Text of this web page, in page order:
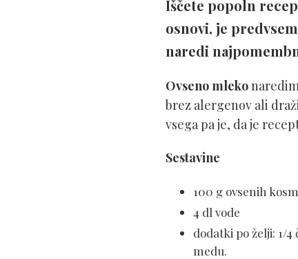
Iščete popoln
osnovi, je
naredi
Ovseno mleko
brez alergenov ali
vsega pa je, da je
Sestavine
100 g ovsenih
4 dl vode
dodatki po želji: 1/
medu.